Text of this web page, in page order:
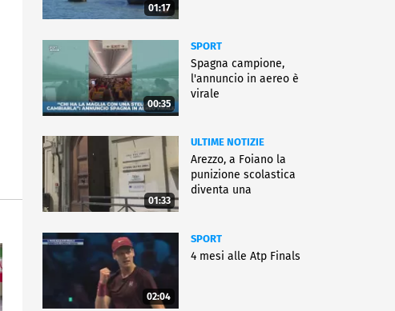
01:17
00:35
SPORT
Spagna campione,
l'annuncio in aereo è
virale
01:33
ULTIME NOTIZIE
Arezzo, a Foiano la
punizione scolastica
diventa una
02:04
SPORT
4 mesi alle Atp Finals